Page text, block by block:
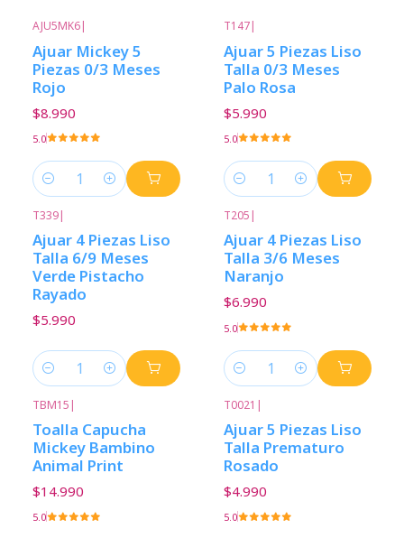
AJU5MK6|
Ajuar Mickey 5
Piezas 0/3 Meses
Rojo
$8.990
5.0
Cantidad
T147|
Ajuar 5 Piezas Liso
Talla 0/3 Meses
Palo Rosa
$5.990
5.0
Cantidad
T339|
Ajuar 4 Piezas Liso
Talla 6/9 Meses
Verde Pistacho
Rayado
$5.990
Cantidad
T205 |
Ajuar 4 Piezas Liso
Talla 3/6 Meses
Naranjo
$6.990
5.0
Cantidad
TBM15 |
Toalla Capucha
Mickey Bambino
Animal Print
$14.990
5.0
T0021 |
Ajuar 5 Piezas Liso
Talla Prematuro
Rosado
$4.990
5.0